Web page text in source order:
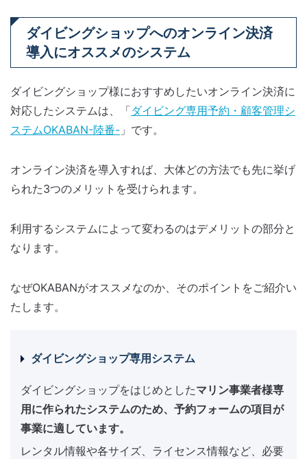
ダイビングショップへのオンライン決済
導入にオススメのシステム
ダイビングショップ様におすすめしたいオンライン決済に
対応したシステムは、「ダイビング専用予約・顧客管理シ
ステムOKABAN-陸番- 」です。
オンライン決済を導入すれば、大体どの方法でも先に挙げ
られた3つのメリットを受けられます。
利用するシステムによって変わるのはデメリットの部分と
なります。
なぜOKABANがオススメなのか、そのポイントをご紹介い
たします。
ダイビングショップ専用システム
ダイビングショップをはじめとしたマリン事業者様専
用に作られたシステムのため、予約フォームの項目が
事業に適しています。
レンタル情報や各サイズ、ライセンス情報など、必要